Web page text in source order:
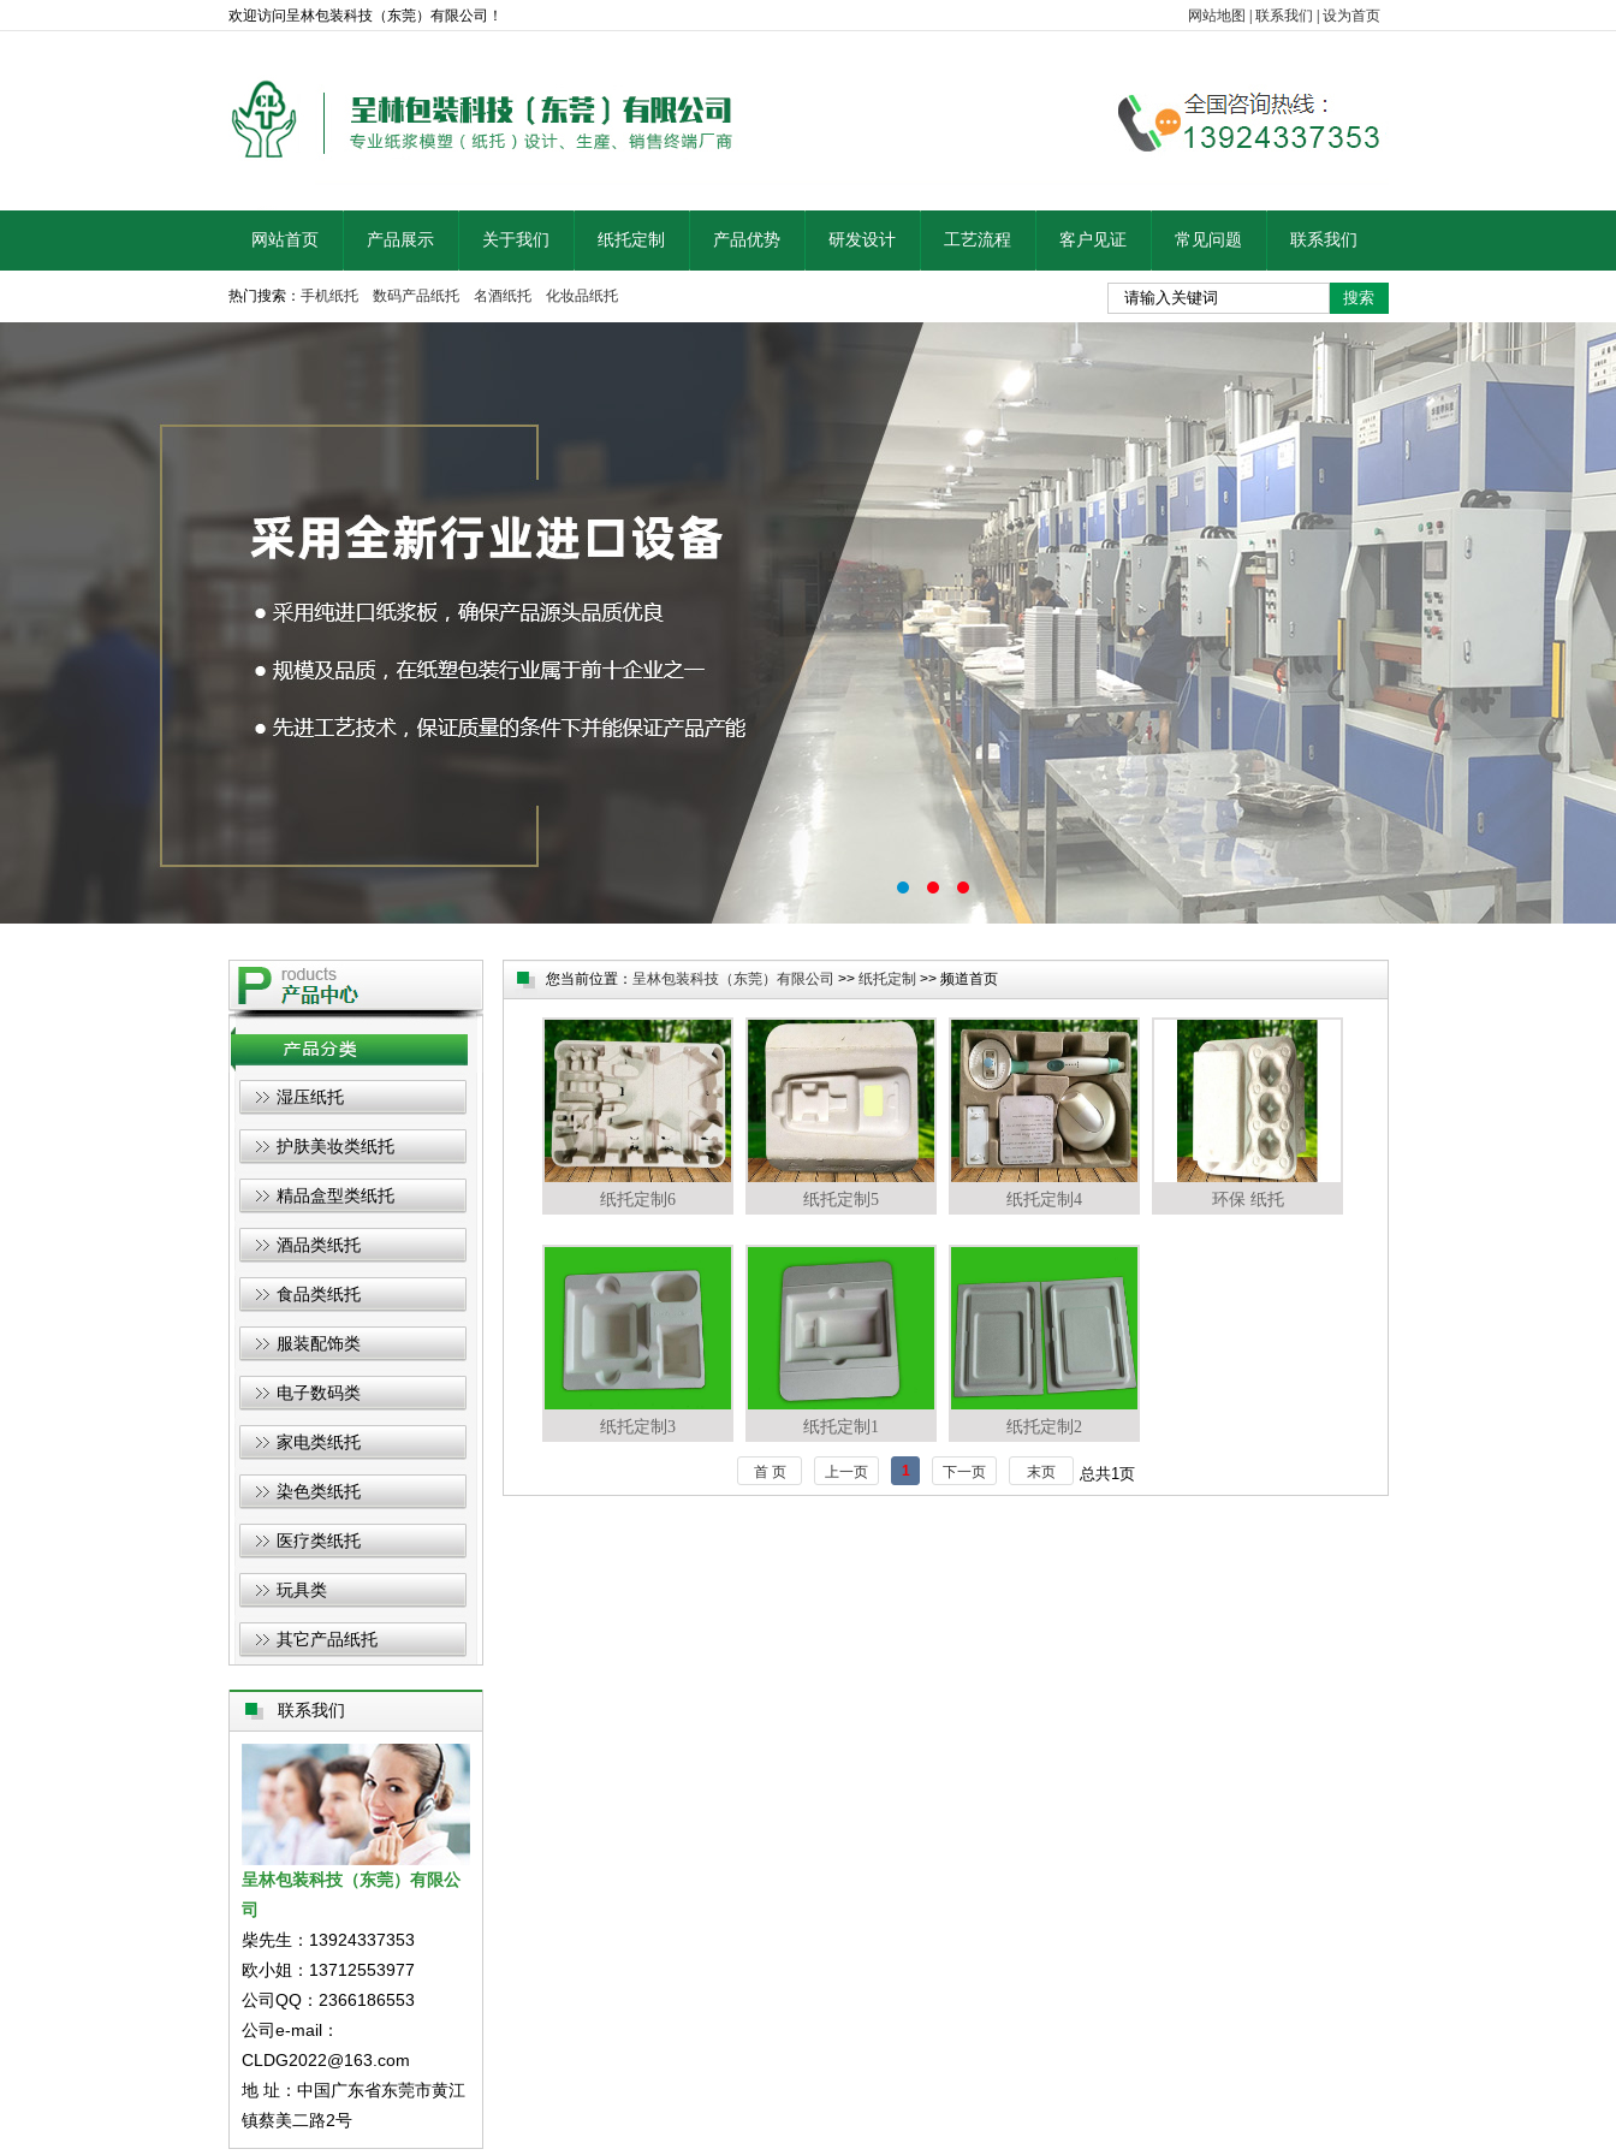
欢迎访问呈林包装科技（东莞）有限公司！ 网站地图 联系我们 设为首页
网站首页 产品展示 关于我们 纸托定制 产品优势 研发设计 工艺流程 客户见证 常见问题 联系我们
热门搜索： 手机纸托 数码产品纸托 名酒纸托 化妆品纸托
湿压纸托
护肤美妆类纸托
精品盒型类纸托
酒品类纸托
食品类纸托
服装配饰类
电子数码类
家电类纸托
染色类纸托
医疗类纸托
玩具类
其它产品纸托
联系我们
呈林包装科技（东莞）有限公
司
柴先生：13924337353
欧小姐：13712553977
公司QQ：2366186553
公司e-mail：
CLDG2022@163.com
地 址：中国广东省东莞市黄江
镇蔡美二路2号
您当前位置： 呈林包装科技（东莞）有限公司 >> 纸托定制 >> 频道首页
纸托定制6 纸托定制5 纸托定制4 环保 纸托
纸托定制3 纸托定制1 纸托定制2
首 页 上一页 1 下一页 末页 总共1页